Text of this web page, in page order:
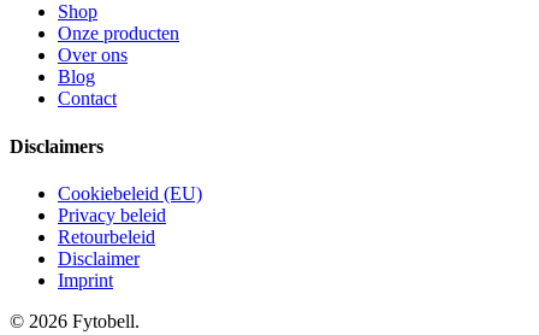
Shop
Onze producten
Over ons
Blog
Contact
Disclaimers
Cookiebeleid (EU)
Privacy beleid
Retourbeleid
Disclaimer
Imprint
© 2026 Fytobell.